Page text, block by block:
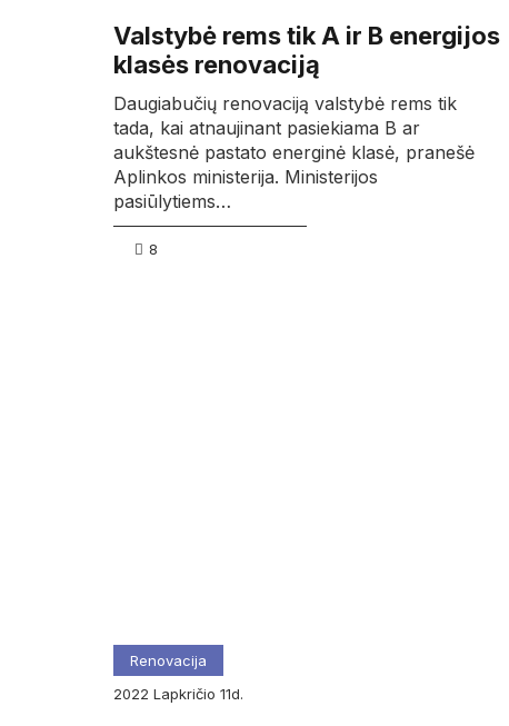
Valstybė rems tik A ir B energijos
klasės renovaciją
Daugiabučių renovaciją valstybė rems tik
tada, kai atnaujinant pasiekiama B ar
aukštesnė pastato energinė klasė, pranešė
Aplinkos ministerija. Ministerijos
pasiūlytiems…
8
Renovacija
2022
lapkričio 11d.